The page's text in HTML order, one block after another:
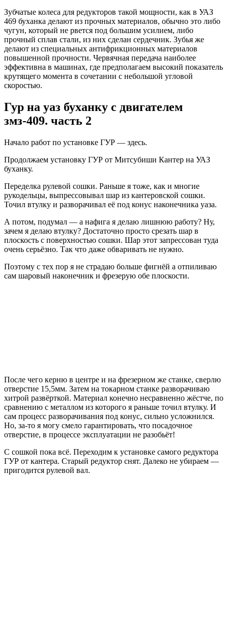
Зубчатые колеса для редукторов такой мощности, как в УАЗ
469 буханка делают из прочных материалов, обычно это либо
чугун, который не рвется под большим усилием, либо
прочный сплав стали, из них сделан сердечник. Зубья же
делают из специальных антифрикционных материалов
повышенной прочности. Червячная передача наиболее
эффективна в машинах, где предполагаем высокий показатель
крутящего момента в сочетании с небольшой угловой
скоростью.
Гур на уаз буханку с двигателем
змз-409. часть 2
Начало работ по установке ГУР — здесь.
Продолжаем установку ГУР от Митсубиши Кантер на УАЗ
буханку.
Переделка рулевой сошки. Раньше я тоже, как и многие
рукодельцы, выпрессовывал шар из кантеровской сошки.
Точил втулку и разворачивал её под конус наконечника уаза.
А потом, подумал — а нафига я делаю лишнюю работу? Ну,
зачем я делаю втулку? Достаточно просто срезать шар в
плоскость с поверхностью сошки. Шар этот запрессован туда
очень серьёзно. Так что даже обваривать не нужно.
Поэтому с тех пор я не страдаю больше фигнёй а отпиливаю
сам шаровый наконечник и фрезерую обе плоскости.
После чего керню в центре и на фрезерном же станке, сверлю
отверстие 15,5мм. Затем на токарном станке разворачиваю
хитрой развёрткой. Материал конечно несравненно жёстче, по
сравнению с металлом из которого я раньше точил втулку. И
сам процесс разворачивания под конус, сильно усложнился.
Но, за-то я могу смело гарантировать, что посадочное
отверстие, в процессе эксплуатации не разобьёт!
С сошкой пока всё. Переходим к установке самого редуктора
ГУР от кантера. Старый редуктор снят. Далеко не убираем —
пригодится рулевой вал.